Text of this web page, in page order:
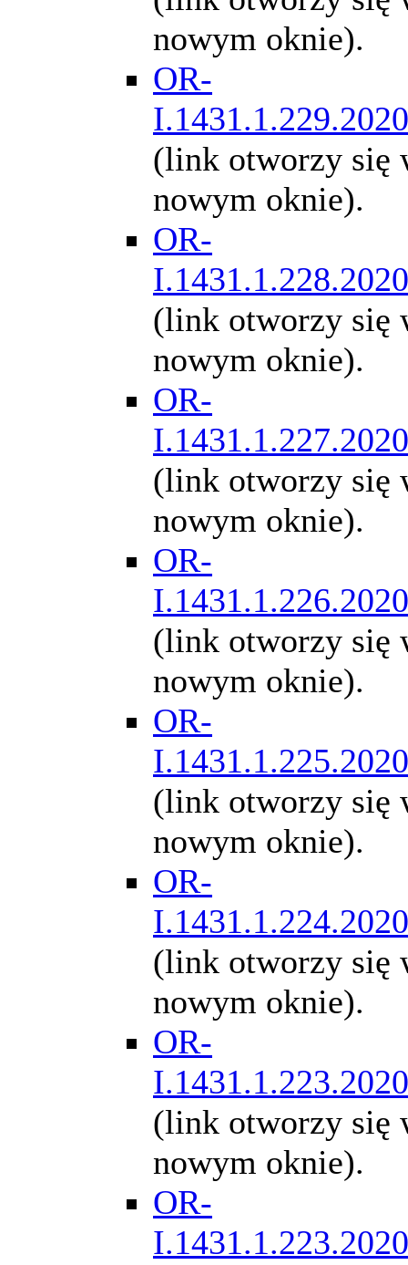
nowym oknie).
OR-
I.1431.1.229.2020
(link otworzy się
nowym oknie).
OR-
I.1431.1.228.2020
(link otworzy się
nowym oknie).
OR-
I.1431.1.227.2020
(link otworzy się
nowym oknie).
OR-
I.1431.1.226.2020
(link otworzy się
nowym oknie).
OR-
I.1431.1.225.2020
(link otworzy się
nowym oknie).
OR-
I.1431.1.224.2020
(link otworzy się
nowym oknie).
OR-
I.1431.1.223.2020
(link otworzy się
nowym oknie).
OR-
I.1431.1.223.2020